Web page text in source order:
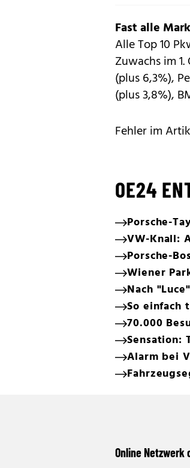
Fast alle
Alle Top 10
Zuwachs im
(plus 6,3%),
(plus 3,8%),
Fehler im
OE24
Porsche-
VW-Knall:
Porsche-
Wiener
Nach
So einfach
70.000
Sensation:
Alarm bei
Online Netzwerk